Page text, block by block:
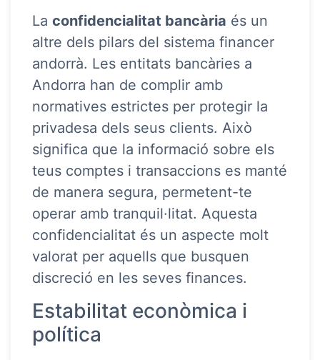
La confidencialitat bancària és un
altre dels pilars del sistema financer
andorrà. Les entitats bancàries a
Andorra han de complir amb
normatives estrictes per protegir la
privadesa dels seus clients. Això
significa que la informació sobre els
teus comptes i transaccions es manté
de manera segura, permetent-te
operar amb tranquil·litat. Aquesta
confidencialitat és un aspecte molt
valorat per aquells que busquen
discreció en les seves finances.
Estabilitat econòmica i
política